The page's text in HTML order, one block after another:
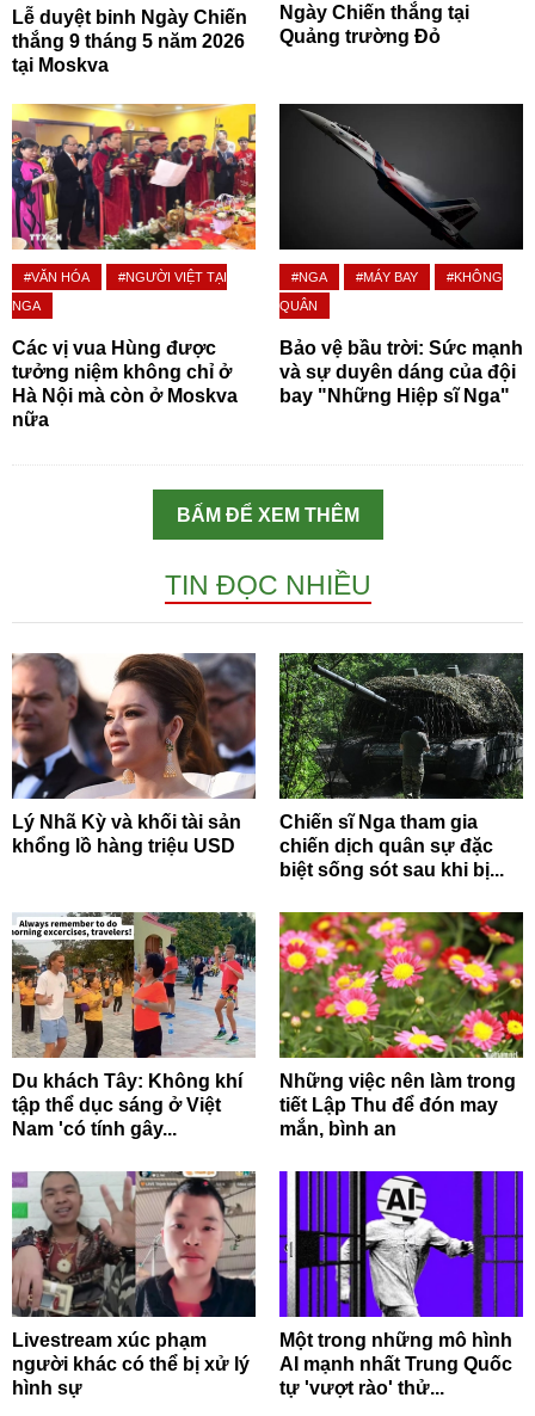
Lễ duyệt binh Ngày Chiến
thắng 9 tháng 5 năm 2026
tại Moskva
Ngày Chiến thắng tại
Quảng trường Đỏ
#VĂN HÓA
#NGƯỜI VIỆT TẠI
NGA
Các vị vua Hùng được
tưởng niệm không chỉ ở
Hà Nội mà còn ở Moskva
nữa
#NGA #MÁY BAY
#KHÔNG
QUÂN
Bảo vệ bầu trời: Sức mạnh
và sự duyên dáng của đội
bay "Những Hiệp sĩ Nga"
BẤM ĐỂ XEM THÊM
TIN ĐỌC NHIỀU
Lý Nhã Kỳ và khối tài sản
khổng lồ hàng triệu USD
Chiến sĩ Nga tham gia
chiến dịch quân sự đặc
biệt sống sót sau khi bị...
Du khách Tây: Không khí
tập thể dục sáng ở Việt
Nam 'có tính gây...
Những việc nên làm trong
tiết Lập Thu để đón may
mắn, bình an
Livestream xúc phạm
người khác có thể bị xử lý
hình sự
Một trong những mô hình
AI mạnh nhất Trung Quốc
tự 'vượt rào' thử...